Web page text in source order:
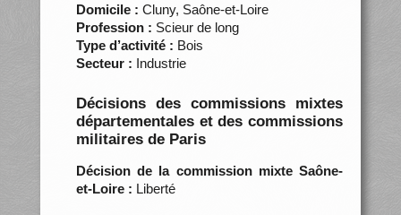
Domicile : Cluny, Saône-et-Loire
Profession : Scieur de long
Type d’activité : Bois
Secteur : Industrie
Décisions des commissions mixtes
départementales et des commissions
militaires de Paris
Décision de la commission mixte Saône-
et-Loire : Liberté